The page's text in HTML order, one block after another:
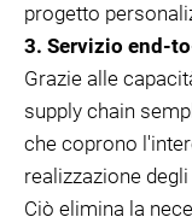
progetto
3. Servizio end-
Grazie alle
supply chain
che coprono
realizzazione
Ciò elimina la